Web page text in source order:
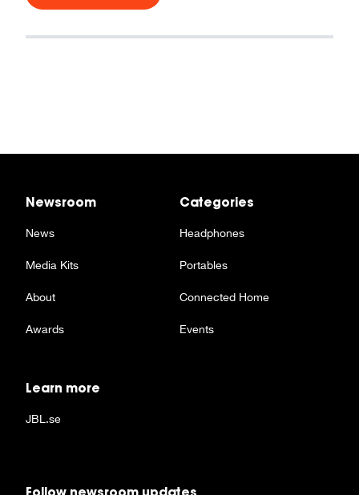
Newsroom
News
Media Kits
About
Awards
Categories
Headphones
Portables
Connected Home
Events
Learn more
JBL.se